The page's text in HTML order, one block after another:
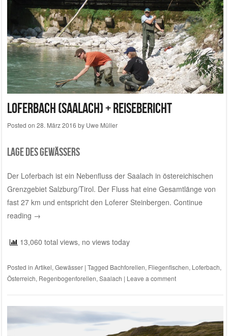
Loferbach (Saalach) + Reisebericht
Posted on 28. März 2016 by Uwe Müller
Lage des Gewässers
Der Loferbach ist ein Nebenfluss der Saalach in östereichischen
Grenzgebiet Salzburg/Tirol. Der Fluss hat eine Gesamtlänge von
fast 27 km und entspricht den Loferer Steinbergen. Continue
reading →
13,060 total views, no views today
Posted in Artikel,Gewässer | Tagged Bachforellen, Fliegenfischen, Loferbach,
Österreich, Regenbogenforellen,Saalach | Leave a comment